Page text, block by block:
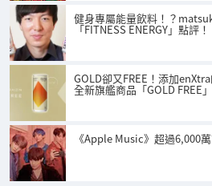
健身專屬能量飲料！？
「FITNESS ENERGY」點評！
GOLD卻又FREE！添加
全新旗艦商品「GOLD FREE
《Apple Music》超過6,000